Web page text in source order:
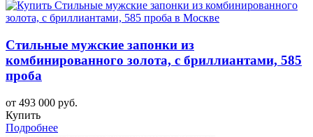
Стильные мужские запонки из
комбинированного золота, с бриллиантами, 585
проба
от 493 000 руб.
Купить
Подробнее